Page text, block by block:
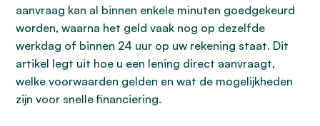
aanvraag kan al binnen enkele minuten goedgekeurd
worden, waarna het geld vaak nog op dezelfde
werkdag of binnen 24 uur op uw rekening staat. Dit
artikel legt uit hoe u een lening direct aanvraagt,
welke voorwaarden gelden en wat de mogelijkheden
zijn voor snelle financiering.